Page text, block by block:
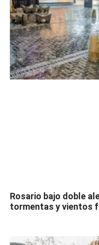
Rosario bajo doble
tormentas y vientos